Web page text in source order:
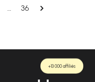
… 36
+13 000 affiliés